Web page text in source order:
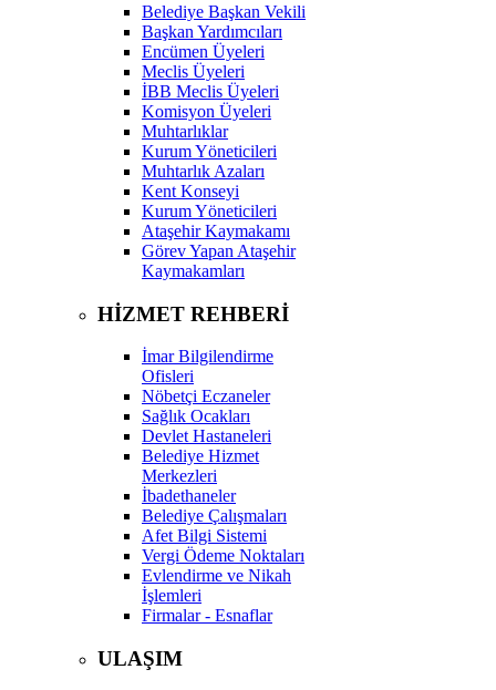
Belediye Başkan Vekili
Başkan Yardımcıları
Encümen Üyeleri
Meclis Üyeleri
İBB Meclis Üyeleri
Komisyon Üyeleri
Muhtarlıklar
Kurum Yöneticileri
Muhtarlık Azaları
Kent Konseyi
Kurum Yöneticileri
Ataşehir Kaymakamı
Görev Yapan Ataşehir
Kaymakamları
HİZMET REHBERİ
İmar Bilgilendirme
Ofisleri
Nöbetçi Eczaneler
Sağlık Ocakları
Devlet Hastaneleri
Belediye Hizmet
Merkezleri
İbadethaneler
Belediye Çalışmaları
Afet Bilgi Sistemi
Vergi Ödeme Noktaları
Evlendirme ve Nikah
İşlemleri
Firmalar - Esnaflar
ULAŞIM